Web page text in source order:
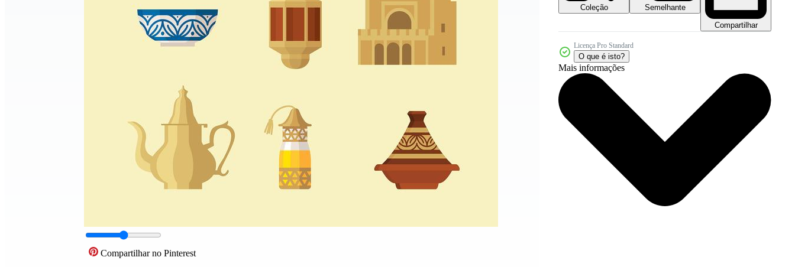
Compartilhar no Pinterest
Coleção
Semelhante
Compartilhar
Licença Pro Standard
O que é isto?
Mais informações